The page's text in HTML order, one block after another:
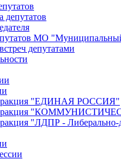
депутатов
МО
депутатами
фракция "ЕДИНАЯ РОССИЯ"
фракция
"ЛДПР - Либерально-